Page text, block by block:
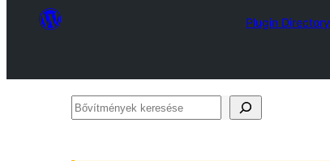
Plugin Directory
Bővítmények